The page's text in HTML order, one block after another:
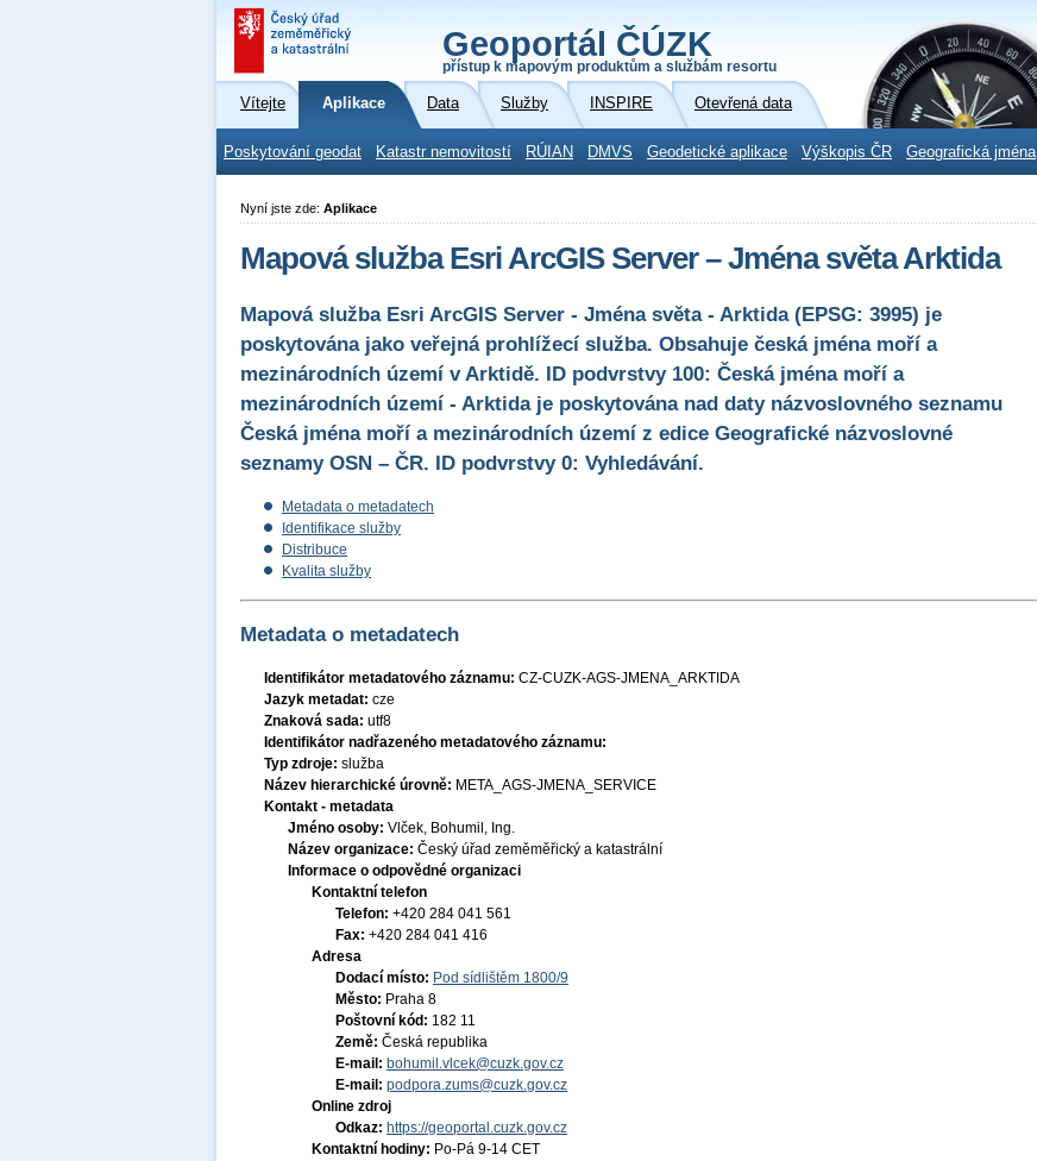
Geoportál ČÚZK
přístup k mapovým produktům a službám resortu
Vítejte Aplikace Data Služby INSPIRE Otevřená data
Poskytování geodat Katastr nemovitostí RÚIAN DMVS Geodetické aplikace Výškopis ČR Geografická jména
Nyní jste zde: Aplikace
Mapová služba Esri ArcGIS Server – Jména světa Arktida
Mapová služba Esri ArcGIS Server - Jména světa - Arktida (EPSG: 3995) je
poskytována jako veřejná prohlížecí služba. Obsahuje česká jména moří a
mezinárodních území v Arktidě. ID podvrstvy 100: Česká jména moří a
mezinárodních území - Arktida je poskytována nad daty názvoslovného seznamu
Česká jména moří a mezinárodních území z edice Geografické názvoslovné
seznamy OSN – ČR. ID podvrstvy 0: Vyhledávání.
Metadata o metadatech
Identifikace služby
Distribuce
Kvalita služby
Metadata o metadatech
Identifikátor metadatového záznamu: CZ-CUZK-AGS-JMENA_ARKTIDA
Jazyk metadat: cze
Znaková sada: utf8
Identifikátor nadřazeného metadatového záznamu:
Typ zdroje: služba
Název hierarchické úrovně: META_AGS-JMENA_SERVICE
Kontakt - metadata
Jméno osoby: Vlček, Bohumil, Ing.
Název organizace: Český úřad zeměměřický a katastrální
Informace o odpovědné organizaci
Kontaktní telefon
Telefon: +420 284 041 561
Fax: +420 284 041 416
Adresa
Dodací místo: Pod sídlištěm 1800/9
Město: Praha 8
Poštovní kód: 182 11
Země: Česká republika
E-mail: bohumil.vlcek@cuzk.gov.cz
E-mail: podpora.zums@cuzk.gov.cz
Online zdroj
Odkaz: https://geoportal.cuzk.gov.cz
Kontaktní hodiny: Po-Pá 9-14 CET